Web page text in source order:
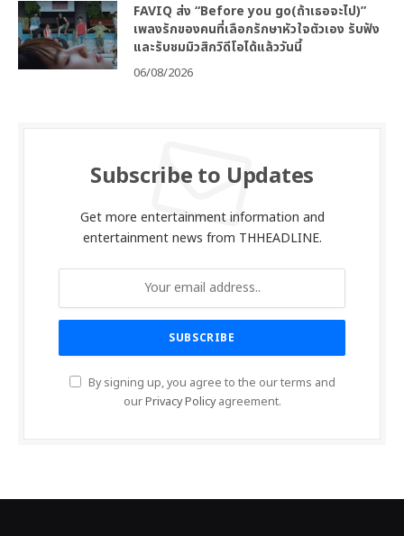
FAVIQ ส่ง “Before you go(ถ้าเธอจะไป)”
เพลงรักของคนที่เลือกรักษาหัวใจตัวเอง รับฟัง
และรับชมมิวสิกวิดีโอได้แล้ววันนี้
06/08/2026
Subscribe to Updates
Get more entertainment information and
entertainment news from THHEADLINE.
By signing up, you agree to the our terms and
ourPrivacy Policyagreement.